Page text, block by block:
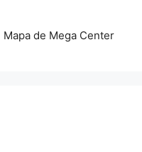
Mapa de Mega Center